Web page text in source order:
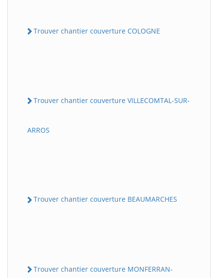
Trouver chantier couverture COLOGNE
Trouver chantier couverture VILLECOMTAL-SUR-
ARROS
Trouver chantier couverture BEAUMARCHES
Trouver chantier couverture MONFERRAN-